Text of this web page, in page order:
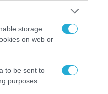
storage
on web or
to be sent to
purposes.
χώρους